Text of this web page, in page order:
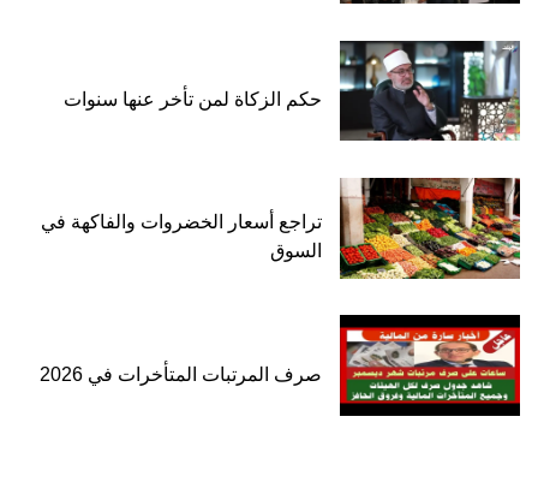
حكم الزكاة لمن تأخر عنها سنوات
تراجع أسعار الخضروات والفاكهة في
السوق
صرف المرتبات المتأخرات في 2026